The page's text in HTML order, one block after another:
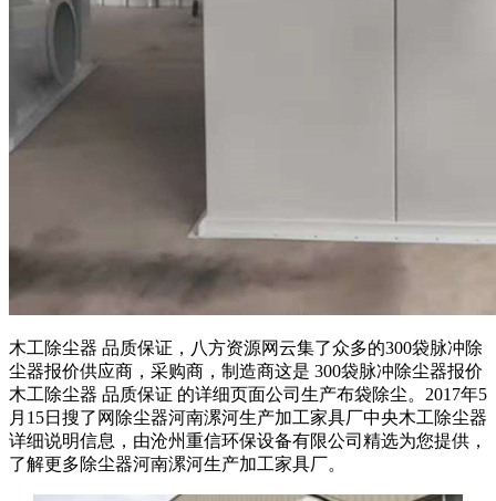
木工除尘器 品质保证，八方资源网云集了众多的300袋脉冲除
尘器报价供应商，采购商，制造商这是 300袋脉冲除尘器报价
木工除尘器 品质保证 的详细页面公司生产布袋除尘。2017年5
月15日搜了网除尘器河南漯河生产加工家具厂中央木工除尘器
详细说明信息，由沧州重信环保设备有限公司精选为您提供，
了解更多除尘器河南漯河生产加工家具厂。